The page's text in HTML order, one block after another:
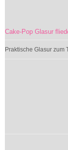
Cake-Pop Glasur
Praktische Glasur zum